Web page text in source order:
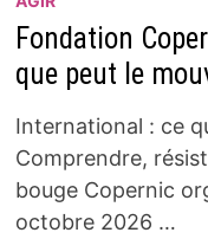
Fondation
que peut le
International : ce
Comprendre,
bouge Copernic
octobre 2026 …